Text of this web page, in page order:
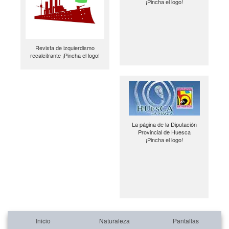
Revista de izquierdismo
recalcitrante ¡Pincha el logo!
La página de la Diputación
Provincial de Huesca
¡Pincha el logo!
Inicio Naturaleza Pantallas